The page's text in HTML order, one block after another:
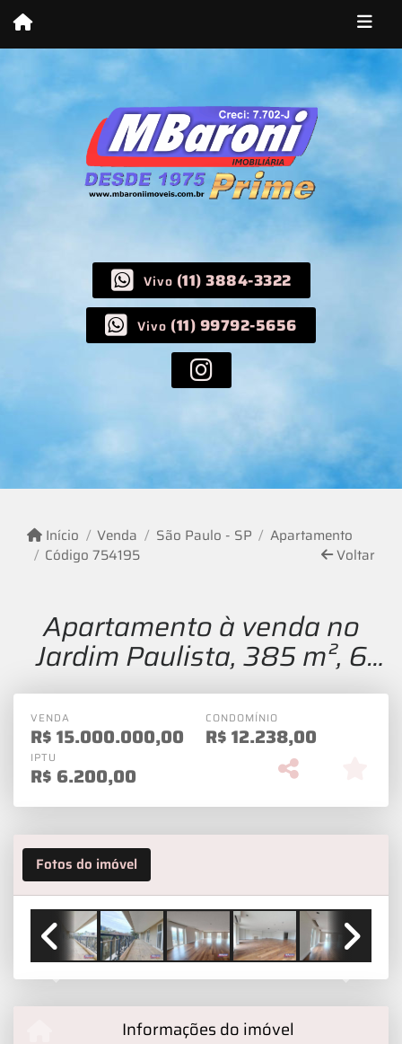
Vivo (11) 3884-3322
Vivo (11) 99792-5656
Início Venda São Paulo - SP
Apartamento
Código 754195
Voltar
Apartamento à venda no
Jardim Paulista, 385 m², 6
quartos, 6 vagas.
VENDA
R$15.000.000,00
CONDOMÍNIO
R$12.238,00
IPTU
R$ 6.200,00
Fotos do imóvel
Previous Next
Informações do imóvel